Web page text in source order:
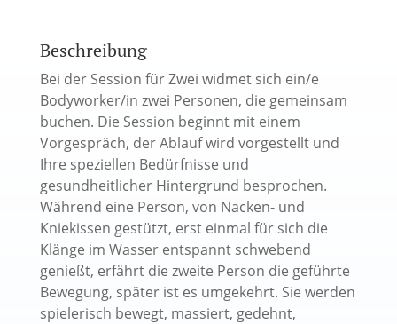
Beschreibung
Bei der Session für Zwei widmet sich ein/e
Bodyworker/in zwei Personen, die gemeinsam
buchen. Die Session beginnt mit einem
Vorgespräch, der Ablauf wird vorgestellt und
Ihre speziellen Bedürfnisse und
gesundheitlicher Hintergrund besprochen.
Während eine Person, von Nacken- und
Kniekissen gestützt, erst einmal für sich die
Klänge im Wasser entspannt schwebend
genießt, erfährt die zweite Person die geführte
Bewegung, später ist es umgekehrt. Sie werden
spielerisch bewegt, massiert, gedehnt,